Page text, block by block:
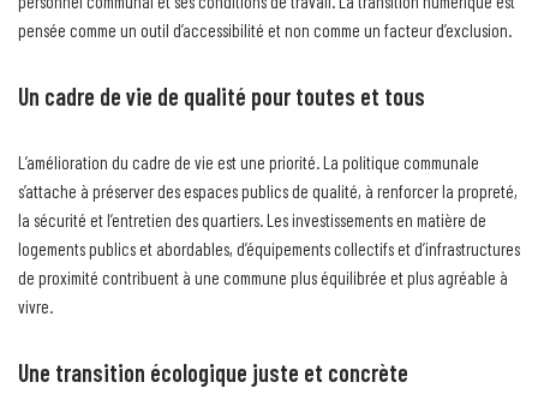
pensée comme un outil d’accessibilité et non comme un facteur d’exclusion.
Un cadre de vie de qualité pour toutes et tous
L’amélioration du cadre de vie est une priorité. La politique communale
s’attache à préserver des espaces publics de qualité, à renforcer la propreté,
la sécurité et l’entretien des quartiers. Les investissements en matière de
logements publics et abordables, d’équipements collectifs et d’infrastructures
de proximité contribuent à une commune plus équilibrée et plus agréable à
vivre.
Une transition écologique juste et concrète